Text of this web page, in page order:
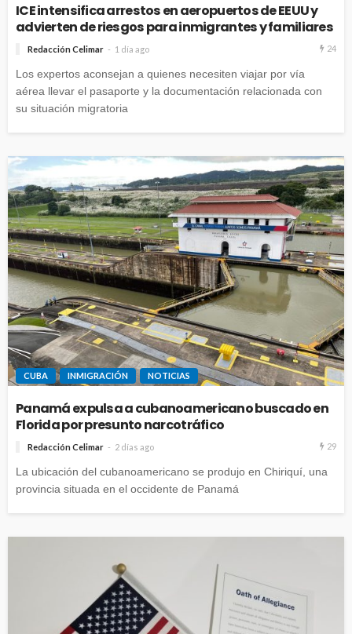
ICE intensifica arrestos en aeropuertos de EEUU y
advierten de riesgos para inmigrantes y familiares
Redacción Celimar 1 día ago 24
Los expertos aconsejan a quienes necesiten viajar por vía
aérea llevar el pasaporte y la documentación relacionada con
su situación migratoria
CUBA INMIGRACIÓN NOTICIAS
Panamá expulsa a cubanoamericano buscado en
Florida por presunto narcotráfico
Redacción Celimar 2 días ago 29
La ubicación del cubanoamericano se produjo en Chiriquí, una
provincia situada en el occidente de Panamá